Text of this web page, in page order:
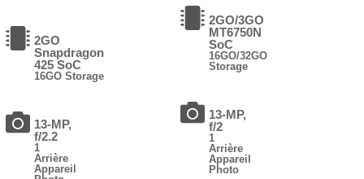
2GO
Snapdragon
425 SoC
16GO Storage
13-MP,
f/2.2
1
Arrière
Appareil
2GO/3GO
MT6750N
SoC
16GO/32GO
Storage
13-MP,
f/2
1
Arrière
Appareil
Photo